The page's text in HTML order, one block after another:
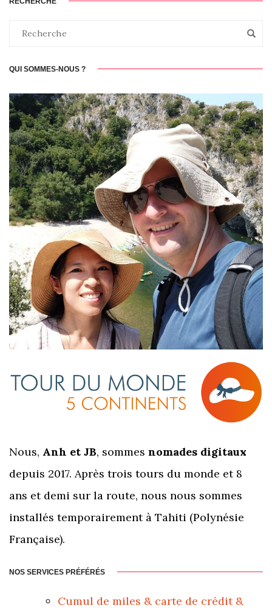
QUI SOMMES-NOUS ?
Nous, Anh et JB, sommes nomades digitaux
depuis 2017. Après trois tours du monde et 8
ans et demi sur la route, nous nous sommes
installés temporairement à Tahiti (Polynésie
Française).
NOS SERVICES PRÉFÉRÉS
Cumul de miles & carte de crédit &